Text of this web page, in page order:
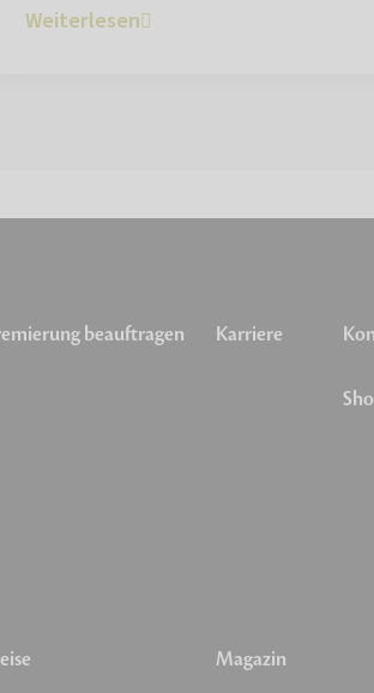
Weiterlesen
beauftragen Karriere
Magazin